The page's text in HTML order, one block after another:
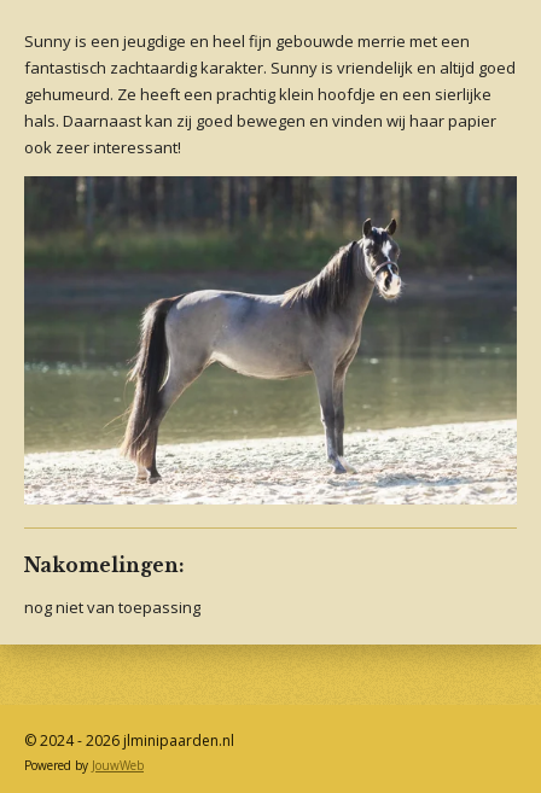
Sunny is een jeugdige en heel fijn gebouwde merrie met een
fantastisch zachtaardig karakter. Sunny is vriendelijk en altijd goed
gehumeurd. Ze heeft een prachtig klein hoofdje en een sierlijke
hals. Daarnaast kan zij goed bewegen en vinden wij haar papier
ook zeer interessant!
Nakomelingen:
nog niet van toepassing
© 2024 - 2026 jlminipaarden.nl
Powered by JouwWeb